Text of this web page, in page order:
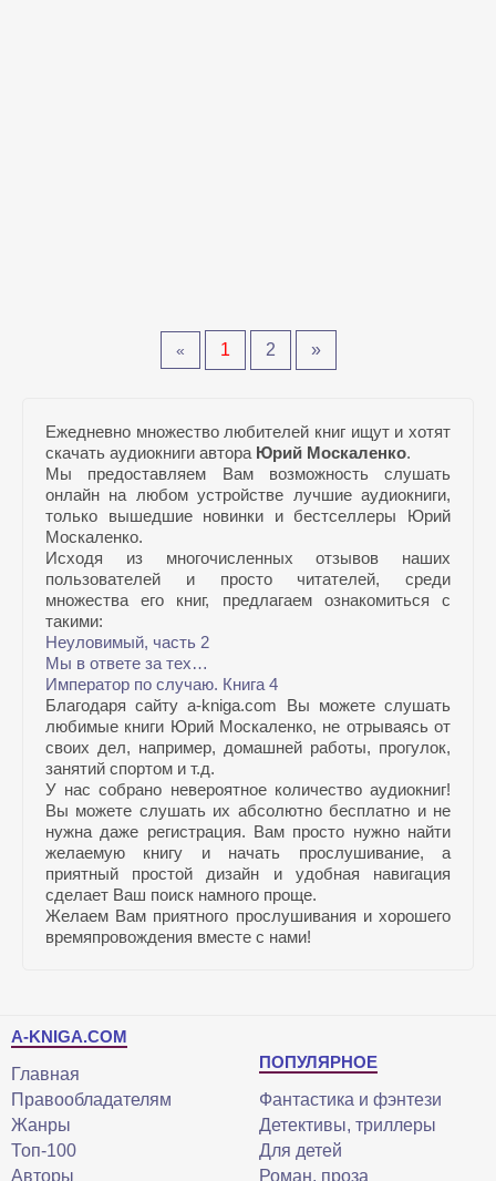
« 1 2 »
Ежедневно множество любителей книг ищут и хотят
скачать аудиокниги автора Юрий Москаленко.
Мы предоставляем Вам возможность слушать
онлайн на любом устройстве лучшие аудиокниги,
только вышедшие новинки и бестселлеры Юрий
Москаленко.
Исходя из многочисленных отзывов наших
пользователей и просто читателей, среди
множества его книг, предлагаем ознакомиться с
такими:
Неуловимый, часть 2
Мы в ответе за тех…
Император по случаю. Книга 4
Благодаря сайту a-kniga.com Вы можете слушать
любимые книги Юрий Москаленко, не отрываясь от
своих дел, например, домашней работы, прогулок,
занятий спортом и т.д.
У нас собрано невероятное количество аудиокниг!
Вы можете слушать их абсолютно бесплатно и не
нужна даже регистрация. Вам просто нужно найти
желаемую книгу и начать прослушивание, а
приятный простой дизайн и удобная навигация
сделает Ваш поиск намного проще.
Желаем Вам приятного прослушивания и хорошего
времяпровождения вместе с нами!
A-KNIGA.COM
Главная
Правообладателям
Жанры
Топ-100
Авторы
ПОПУЛЯРНОЕ
Фантастика и фэнтези
Детективы, триллеры
Для детей
Роман, проза